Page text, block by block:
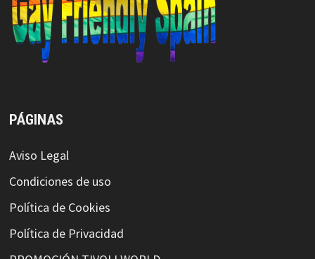
PÁGINAS
Aviso Legal
Condiciones de uso
Política de Cookies
Política de Privacidad